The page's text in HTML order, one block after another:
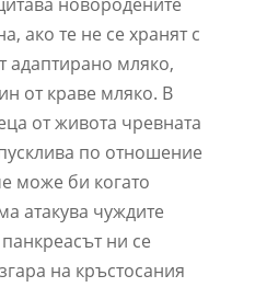
ако те не се хранят с
адаптирано мляко,
от краве мляко. В
от живота чревната
по отношение
може би когато
атакува чуждите
ни се
на кръстосания